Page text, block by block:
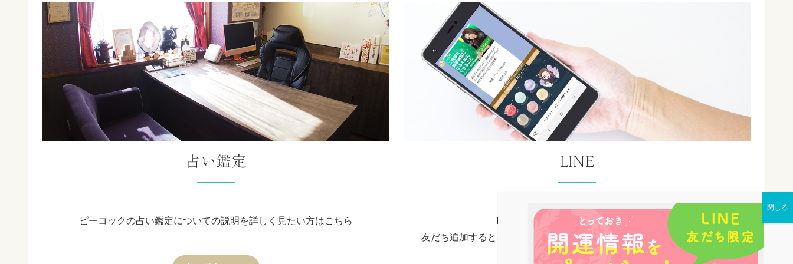
占い鑑定
ピーコックの占い鑑定についての説明を詳しく見たい方はこちら
LINE
LINE公式アカウントを使って鑑定予約
友だち追加すると、毎月の運勢やおすすめの神社情報もゲットできます。